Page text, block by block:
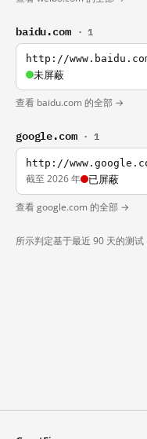
baidu.com · 1
http://
未屏蔽
查看 baidu.com 的全部 →
google.com · 1
http://
截至 2026 年 已屏蔽
查看 google.com 的全部 →
所示判定基于最近 90 天的测试